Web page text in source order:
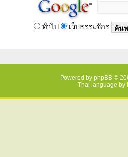
ทั่วไป เว็บธรรมจักร
Powered by phpBB ©
Thai language by